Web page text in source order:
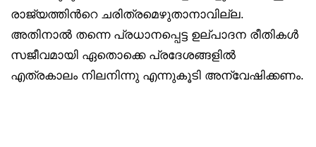
രാജ്യത്തിൻറെ ചരിത്രമെഴുതാനാവില്ല.
അതിനാൽ തന്നെ പ്രധാനപ്പെട്ട ഉല്പാദന രീതികൾ
സജീവമായി ഏതൊക്കെ പ്രദേശങ്ങളിൽ
എത്രകാലം നിലനിന്നു എന്നുകൂടി അന്വേഷിക്കണം.